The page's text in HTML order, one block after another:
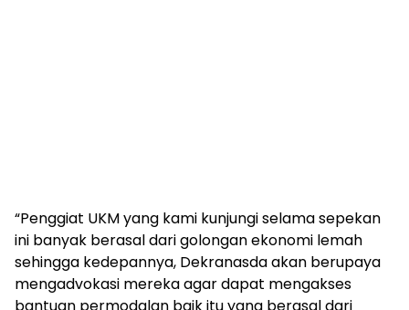
“Penggiat UKM yang kami kunjungi selama sepekan
ini banyak berasal dari golongan ekonomi lemah
sehingga kedepannya, Dekranasda akan berupaya
mengadvokasi mereka agar dapat mengakses